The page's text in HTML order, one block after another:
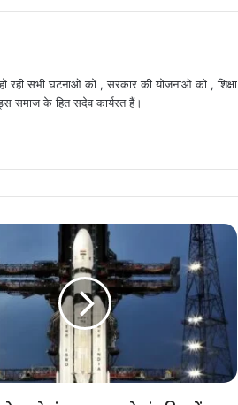
रही सभी घटनाओ को , सरकार की योजनाओ को , शिक्षा
समाज के हित सदेव कार्यरत हैं।